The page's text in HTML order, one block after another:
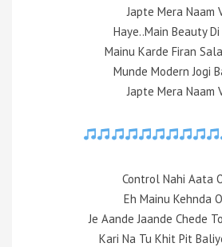
Japte Mera Naam
Haye..Main Beauty Di
Mainu Karde Firan
Munde Modern Jogi
Japte Mera Naam
Control Nahi Aata
Eh Mainu Kehnda
Je Aande Jaande Chede
Kari Na Tu Khit Pit